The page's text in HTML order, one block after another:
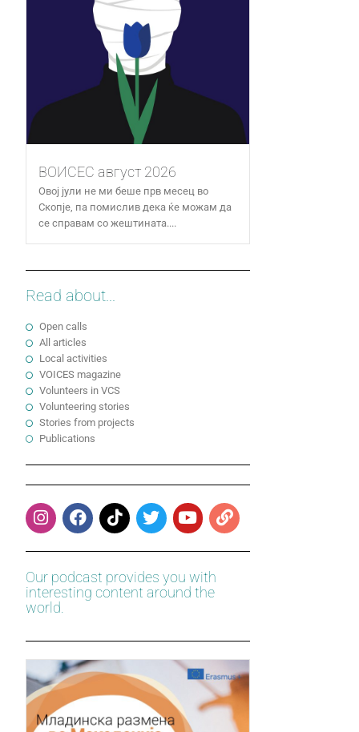
ВОИСЕС август 2026
Овој јули не ми беше прв месец во
Скопје, па помислив дека ќе можам да
се справам со жештината....
Read about...
Open calls
All articles
Local activities
VOICES magazine
Volunteers in VCS
Volunteering stories
Stories from projects
Publications
Our podcast provides you with
interesting content around the
world.